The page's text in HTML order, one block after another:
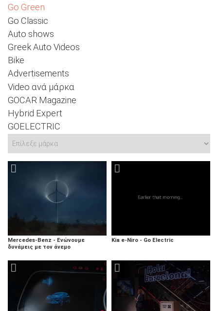
Go Green
Go Classic
Auto shows
Greek Auto Videos
Bike
Advertisements
Video ανά μάρκα
GOCAR Magazine
Hybrid Expert
GOELECTRIC
Mercedes-Benz - Ενώνουμε
δυνάμεις με τον άνεμο
Kia e-Niro - Go Electric